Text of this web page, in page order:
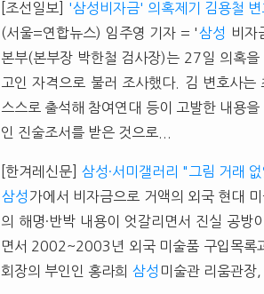
[조선일보]
'삼성비자금' 의혹제기 김용철
(서울=연합뉴스) 임주영 기자 = '삼성
비자
본부(본부장 박한철 검사장)는 27일 의혹
고인 자격으로 불러 조사했다. 김 변호사
스스로 출석해 참여연대 등이 고발한 내용
인 진술조서를 받은 것으로...
[한겨레신문] 삼성·서미갤러리 "그림 거래
삼성 가에서 비자금으로 거액의 외국 현대
의 해명·반박 내용이 엇갈리면서 진실 공
면서 2002~2003년 외국 미술품 구입목록
회장의 부인인 홍라희 삼성 미술관 리움관장